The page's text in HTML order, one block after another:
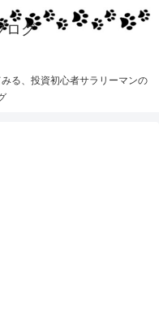
ログ
る、投資初心者サラリーマンの